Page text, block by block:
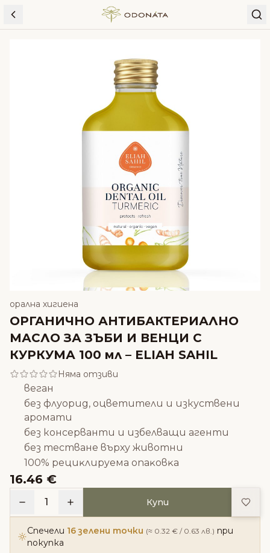
Skip to content
орална хигиена
ОРГАНИЧНО АНТИБАКТЕРИАЛНО
МАСЛО ЗА ЗЪБИ И ВЕНЦИ С
КУРКУМА 100 мл – ELIAH SAHIL
Няма отзиви
вeгaн
без флуорид, оцветители и изкуствени
аромати
без консерванти и избелващи агенти
без тестване върху животни
100% peциĸлиpyeмa oпaĸoвĸa
16.46 €
1 Купи
Спечели 16 зелени точки (≈ 0.32 € / 0.63 лв.) при
покупка